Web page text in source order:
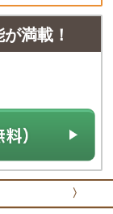
満載！
〉